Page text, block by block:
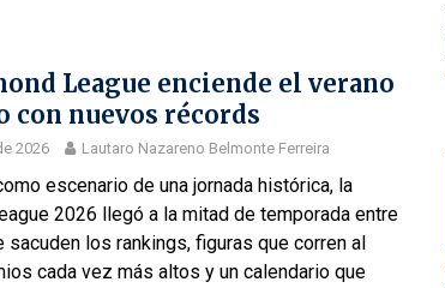
League enciende el verano
con nuevos récords
2026 Lautaro Nazareno Belmonte Ferreira
escenario de una jornada histórica, la
2026 llegó a la mitad de temporada entre
sacuden los rankings, figuras que corren al
cada vez más altos y un calendario que